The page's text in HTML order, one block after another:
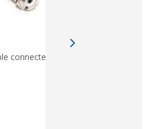
connecteur femelle